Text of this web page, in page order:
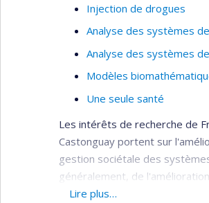
Injection de drogues
Analyse des systèmes
Analyse des systèmes
Modèles
Une seule santé
Les intérêts de recherche de
Castonguay portent sur
gestion sociétale des
généralement, de
des populations de façon
Lire plus…